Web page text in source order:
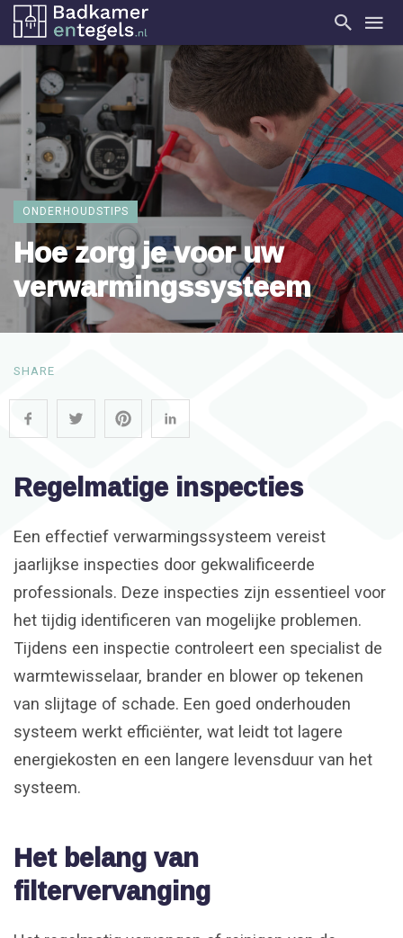
ONDERHOUDSTIPS
Hoe zorg je voor uw
verwarmingssysteem
SHARE
Regelmatige inspecties
Een effectief verwarmingssysteem vereist
jaarlijkse inspecties door gekwalificeerde
professionals. Deze inspecties zijn essentieel voor
het tijdig identificeren van mogelijke problemen.
Tijdens een inspectie controleert een specialist de
warmtewisselaar, brander en blower op tekenen
van slijtage of schade. Een goed onderhouden
systeem werkt efficiënter, wat leidt tot lagere
energiekosten en een langere levensduur van het
systeem.
Het belang van
filtervervanging